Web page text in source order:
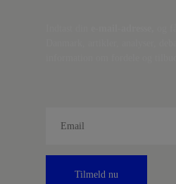
Tilmeld nu